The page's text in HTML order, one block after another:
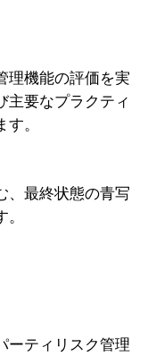
理機能の評価を実
主要なプラクティ
。
、最終状態の青写
ーティリスク管理